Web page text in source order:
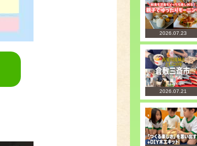
2026.07.23
2026.07.21